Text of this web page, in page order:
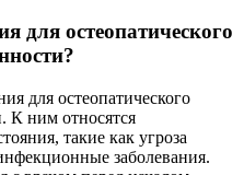
для остеопатического
для остеопатического
К ним относятся
такие как угроза
заболевания.